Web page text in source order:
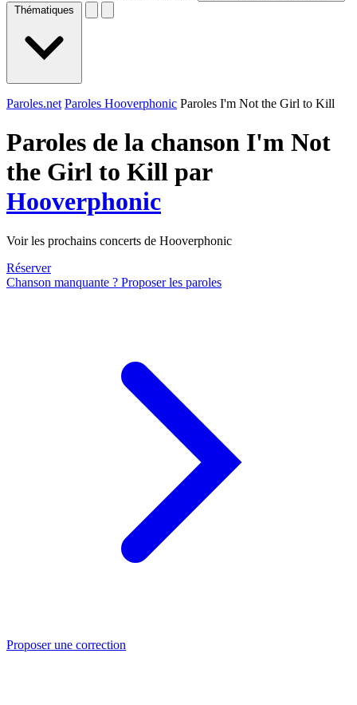
Thématiques
Paroles.net Paroles Hooverphonic Paroles I'm Not the Girl to Kill
Paroles de la chanson I'm Not
the Girl to Kill par
Hooverphonic
Voir les prochains concerts de Hooverphonic
Réserver
Chanson manquante ? Proposer les paroles
Proposer une correction